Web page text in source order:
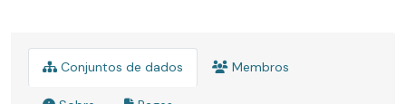
Conjuntos de dados Membros